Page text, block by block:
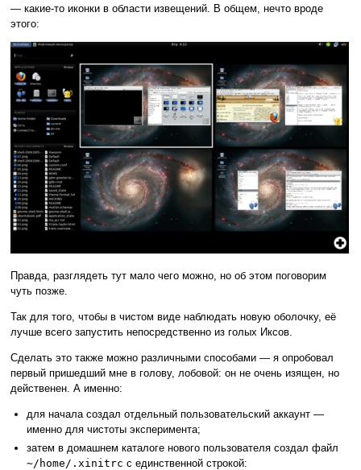
— какие-то иконки в области извещений. В общем, нечто вроде
этого:
Правда, разглядеть тут мало чего можно, но об этом поговорим
чуть позже.
Так для того, чтобы в чистом виде наблюдать новую оболочку, её
лучше всего запустить непосредственно из голых Иксов.
Сделать это также можно различными способами — я опробовал
первый пришедший мне в голову, лобовой: он не очень изящен, но
действенен. А именно:
для начала создал отдельный пользовательский аккаунт —
именно для чистоты эксперимента;
затем в домашнем каталоге нового пользователя создал файл
~/home/.xinitrc с единственной строкой: